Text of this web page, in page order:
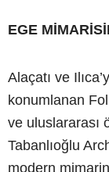
EGE
Alaçatı ve
konumlanan
ve uluslararası
Tabanlıoğlu
modern